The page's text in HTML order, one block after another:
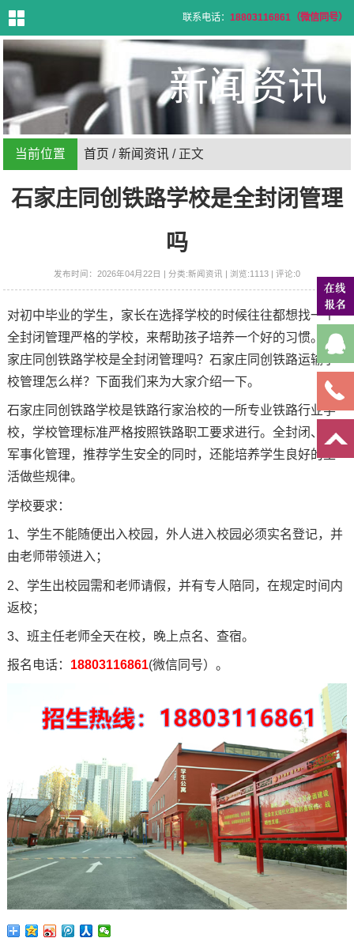
联系电话： 18803116861（微信同号）
首
页
学
校
专
业
设
生
资
联
系
方
式
在
线
报
名
新闻资讯
当前位置 首页 /新闻资讯 / 正文
石家庄同创铁路学校是全封闭管理
吗
发布时间：2026年04月22日 | 分类:新闻资讯 | 浏览:1113 | 评论:0
对初中毕业的学生，家长在选择学校的时候往往都想找一个
全封闭管理严格的学校，来帮助孩子培养一个好的习惯。石
家庄同创铁路学校是全封闭管理吗？石家庄同创铁路运输学
校管理怎么样？下面我们来为大家介绍一下。
石家庄同创铁路学校是铁路行家治校的一所专业铁路行业学
校，学校管理标准严格按照铁路职工要求进行。全封闭、半
军事化管理，推荐学生安全的同时，还能培养学生良好的生
活做些规律。
学校要求：
1、学生不能随便出入校园，外人进入校园必须实名登记，并
由老师带领进入；
2、学生出校园需和老师请假，并有专人陪同，在规定时间内
返校；
3、班主任老师全天在校，晚上点名、查宿。
报名电话： 18803116861(微信同号）。